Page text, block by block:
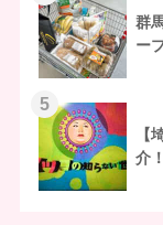
群
ー
5
【
介